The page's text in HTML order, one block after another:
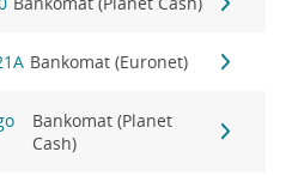
Bankomat (Euronet)
Bankomat (Planet
Cash)